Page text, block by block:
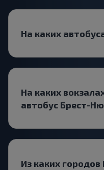
На каких
На каких
автобус Брест-
Из каких городов